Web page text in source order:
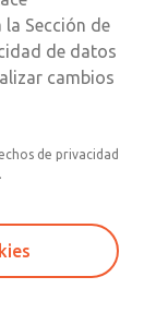
Sección de
de datos
cambios
de privacidad